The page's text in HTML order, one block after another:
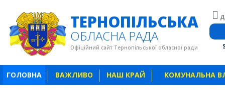
ТЕРНОПІЛЬСЬКА
ОБЛАСНА РАДА
Офіційний сайт Тернопільської обласної ради
ГОЛОВНА ВАЖЛИВО НАШ КРАЙ КОМУНАЛЬНА